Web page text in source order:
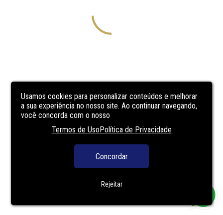
Usamos cookies para personalizar conteúdos e melhorar
a sua experiência no nosso site. Ao continuar navegando,
você concorda com o nosso
Termos de UsoPolítica de Privacidade
Concordar
Rejeitar